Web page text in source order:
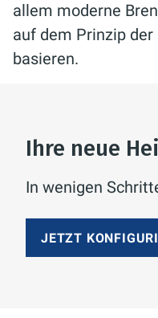
allem moderne
auf dem Prinzip
basieren.
Ihre neue
In wenigen
JETZT